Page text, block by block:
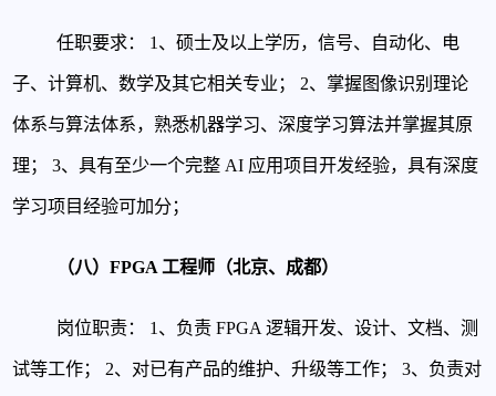
任职要求： 1、硕士及以上学历，信号、自动化、电
子、计算机、数学及其它相关专业；2、掌握图像识别理论
体系与算法体系，熟悉机器学习、深度学习算法并掌握其原
理；3、具有至少一个完整 AI 应用项目开发经验，具有深度
学习项目经验可加分；
（八）FPGA 工程师（北京、成都）
岗位职责： 1、负责 FPGA 逻辑开发、设计、文档、测
试等工作；2、对已有产品的维护、升级等工作；3、负责对